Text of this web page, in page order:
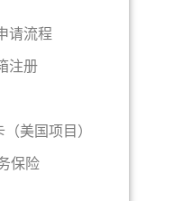
请流程
注册
美国项目）
保险